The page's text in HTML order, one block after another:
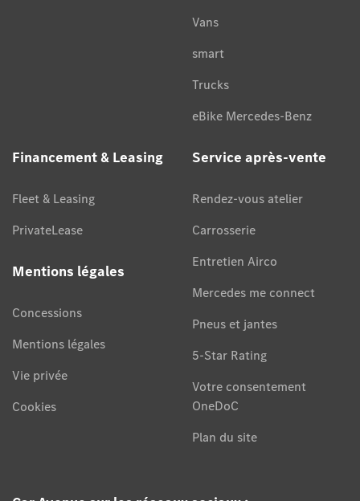
Vans
smart
Trucks
eBike Mercedes-Benz
Financement & Leasing
Fleet & Leasing
PrivateLease
Mentions légales
Concessions
Mentions légales
Vie privée
Cookies
Service après-vente
Rendez-vous atelier
Carrosserie
Entretien Airco
Mercedes me connect
Pneus et jantes
5-Star Rating
Votre consentement
OneDoC
Plan du site